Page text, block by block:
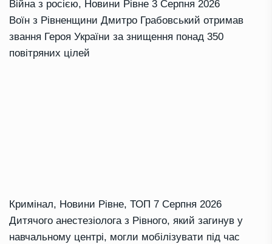
Війна з росією, Новини Рівне 3 Серпня 2026
Воїн з Рівненщини Дмитро Грабовський отримав
звання Героя України за знищення понад 350
повітряних цілей
Кримінал, Новини Рівне, ТОП 7 Серпня 2026
Дитячого анестезіолога з Рівного, який загинув у
навчальному центрі, могли мобілізувати під час